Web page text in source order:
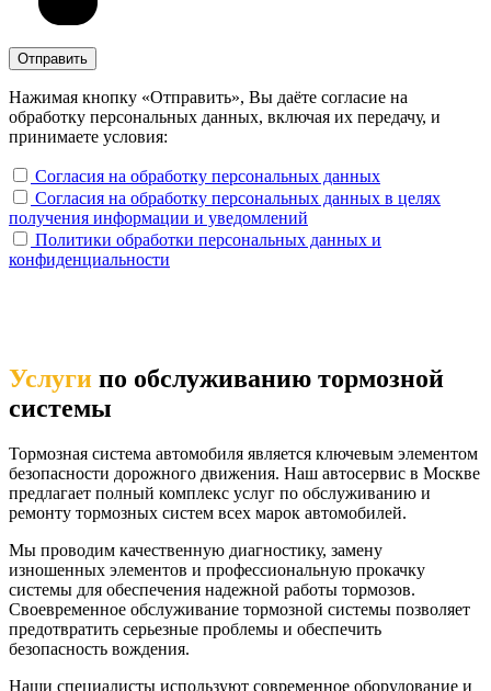
Нажимая кнопку «Отправить», Вы даёте согласие на
обработку персональных данных, включая их передачу, и
принимаете условия:
Согласия на обработку персональных данных
Согласия на обработку персональных данных в целях
получения информации и уведомлений
Политики обработки персональных данных и
конфиденциальности
Услуги по обслуживанию тормозной
системы
Тормозная система автомобиля является ключевым элементом
безопасности дорожного движения. Наш автосервис в Москве
предлагает полный комплекс услуг по обслуживанию и
ремонту тормозных систем всех марок автомобилей.
Мы проводим качественную диагностику, замену
изношенных элементов и профессиональную прокачку
системы для обеспечения надежной работы тормозов.
Своевременное обслуживание тормозной системы позволяет
предотвратить серьезные проблемы и обеспечить
безопасность вождения.
Наши специалисты используют современное оборудование и